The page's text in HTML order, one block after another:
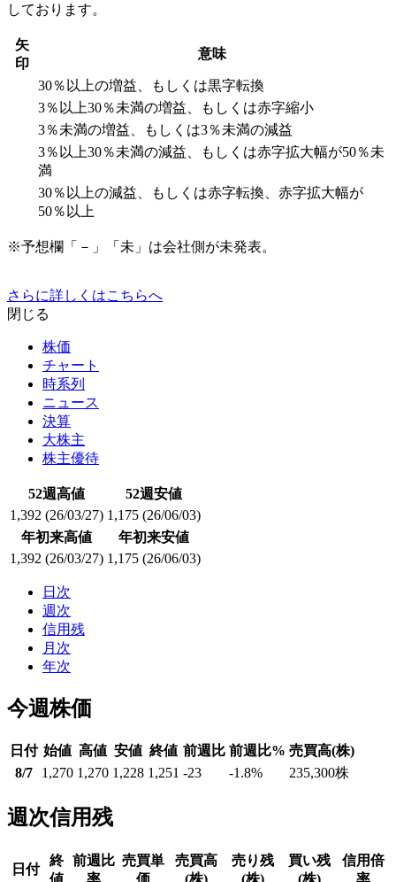
しております。
矢
印
意味
30％以上の増益、もしくは黒字転換
3％以上30％未満の増益、もしくは赤字縮小
3％未満の増益、もしくは3％未満の減益
3％以上30％未満の減益、もしくは赤字拡大幅が50％未
満
30％以上の減益、もしくは赤字転換、赤字拡大幅が
50％以上
※予想欄「－」「未」は会社側が未発表。
さらに詳しくはこちらへ
閉じる
株価
チャート
時系列
ニュース
決算
大株主
株主優待
52週高値
52週安値
1,392 (26/03/27) 1,175 (26/06/03)
年初来高値
年初来安値
1,392 (26/03/27) 1,175 (26/06/03)
日次
週次
信用残
月次
年次
今週株価
日付 始値 高値 安値 終値 前週比 前週比% 売買高(株)
8/7
1,270 1,270 1,228 1,251 -23 -1.8% 235,300株
週次信用残
日付
終
前週比 売買単
売買高
売り残
買い残
信用倍